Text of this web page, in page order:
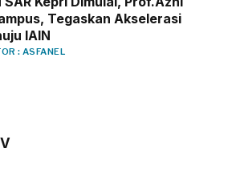
Tegaskan Akselerasi
IAIN
: ASFANEL